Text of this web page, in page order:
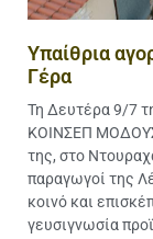
Υπαίθρια
Γέρα
Τη Δευτέρα 9/7
ΚΟΙΝΣΕΠ
της, στο
παραγωγοί της
κοινό και
γευσιγνωσία